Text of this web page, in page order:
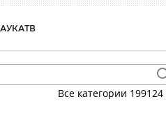
ТВ
Все категории 199124